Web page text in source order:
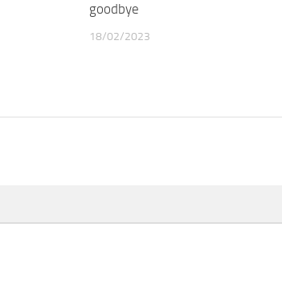
goodbye
18/02/2023